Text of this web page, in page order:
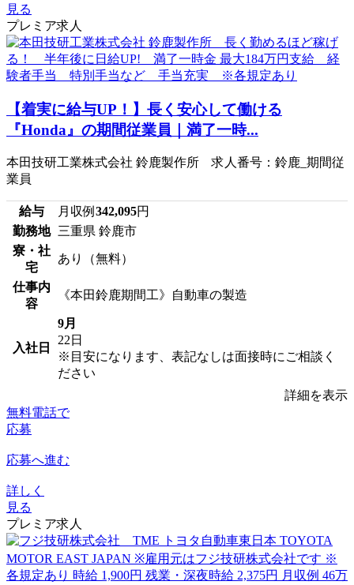
見る
プレミア求人
【着実に給与UP！】長く安心して働ける
『Honda』の期間従業員｜満了一時...
本田技研工業株式会社 鈴鹿製作所 求人番号：鈴鹿_期間従
業員
給与 月収例 342,095円
勤務地 三重県 鈴鹿市
寮・社
宅
あり（無料）
仕事内
容
《本田鈴鹿期間工》自動車の製造
入社日
9月
22日
※目安になります、表記なしは面接時にご相談く
ださい
詳細を表示
無料電話で
応募
応募へ進む
詳しく
見る
プレミア求人